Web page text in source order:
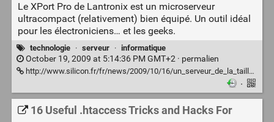
Le XPort Pro de Lantronix est un microserveur
ultracompact (relativement) bien équipé. Un outil idéal
pour les électroniciens… et les geeks.
technologie · serveur · informatique
October 19, 2009 at 5:14:36 PM GMT+2 · permalien
http://www.silicon.fr/fr/news/2009/10/16/un_serveur_de_la_taille_d_une_prise_reseau_
·
16 Useful .htaccess Tricks and Hacks For